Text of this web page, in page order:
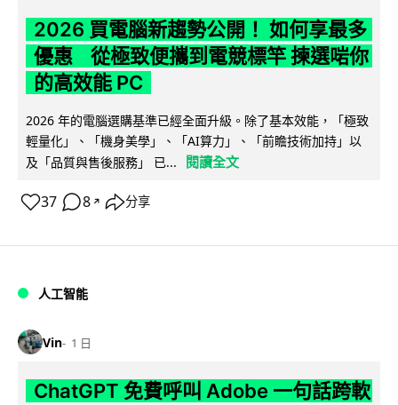
2026 買電腦新趨勢公開！ 如何享最多
優惠 從極致便攜到電競標竿 揀選啱你
的高效能 PC
2026 年的電腦選購基準已經全面升級。除了基本效能，「極致
輕量化」、「機身美學」、「AI算力」、「前瞻技術加持」以
及「品質與售後服務」 已...
閱讀全文
37 8 ↗ 分享
人工智能
Vin 1 日
ChatGPT 免費呼叫 Adobe 一句話跨軟